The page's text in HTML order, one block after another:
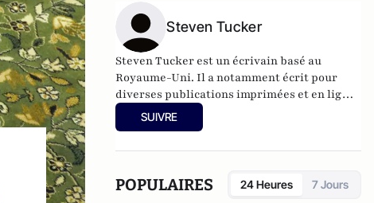
Steven Tucker
Steven Tucker est un écrivain basé au
Royaume-Uni. Il a notamment écrit pour
diverses publications imprimées et en ligne.
Steven Tucker est l’auteur de plus de dix
livres.
SUIVRE
POPULAIRES 24 Heures 7 Jours